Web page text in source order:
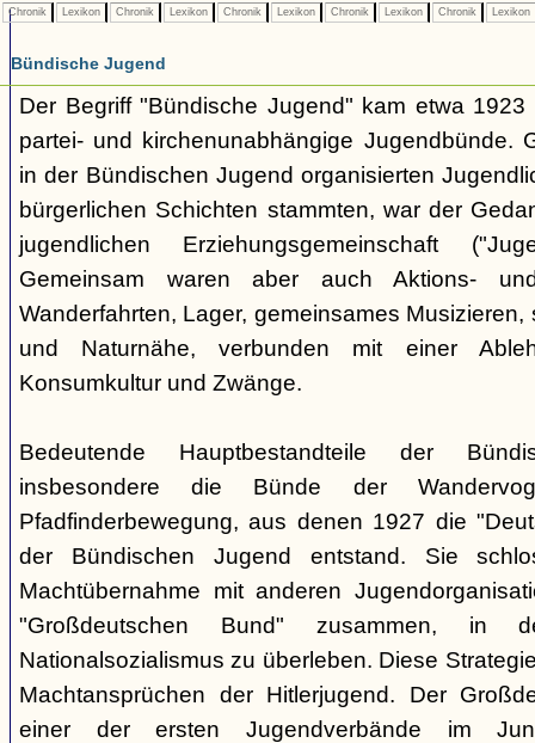
Chronik Lexikon Chronik Lexikon Chronik Lexikon Chronik Lexikon Chronik Lexikon
Bündische Jugend
Der Begriff "Bündische Jugend" kam etwa
partei- und kirchenunabhängige Jugendbünde.
in der Bündischen Jugend organisierten
bürgerlichen Schichten stammten, war der
jugendlichen Erziehungsgemeinschaft
Gemeinsam waren aber auch Aktions-
Wanderfahrten, Lager, gemeinsames
und Naturnähe, verbunden mit einer
Konsumkultur und Zwänge.
Bedeutende Hauptbestandteile der
insbesondere die Bünde der
Pfadfinderbewegung, aus denen 1927 die
der Bündischen Jugend entstand. Sie
Machtübernahme mit anderen
"Großdeutschen Bund" zusammen,
Nationalsozialismus zu überleben. Diese
Machtansprüchen der Hitlerjugend. Der
einer der ersten Jugendverbände im